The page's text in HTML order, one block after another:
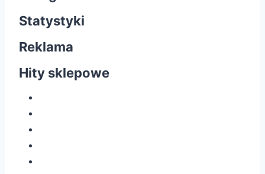
Statystyki
Reklama
Hity sklepowe